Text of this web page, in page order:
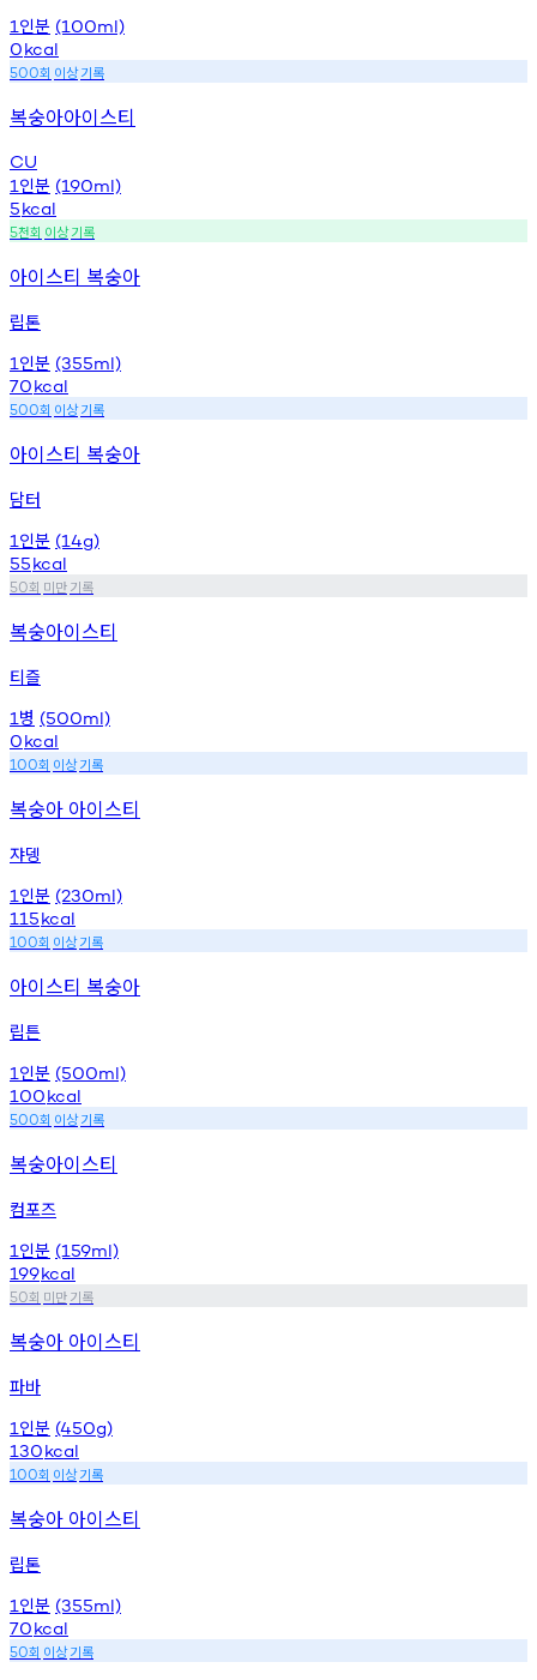
1 인분 (100ml)
0kcal
500회 이상기록
복숭아아이스티
CU
1 인분 (190ml)
5kcal
5천회 이상기록
아이스티 복숭아
립톤
1 인분 (355ml)
70kcal
500회 이상기록
아이스티 복숭아
담터
1 인분 (14g)
55kcal
50회 미만기록
복숭아이스티
티즐
1 병 (500ml)
0kcal
100회 이상기록
복숭아 아이스티
쟈뎅
1 인분 (230ml)
115kcal
100회 이상기록
아이스티 복숭아
립튼
1 인분 (500ml)
100kcal
500회 이상기록
복숭아이스티
컴포즈
1 인분 (159ml)
199kcal
50회 미만기록
복숭아 아이스티
파바
1 인분 (450g)
130kcal
100회 이상기록
복숭아 아이스티
립톤
1 인분 (355ml)
70kcal
50회 이상기록